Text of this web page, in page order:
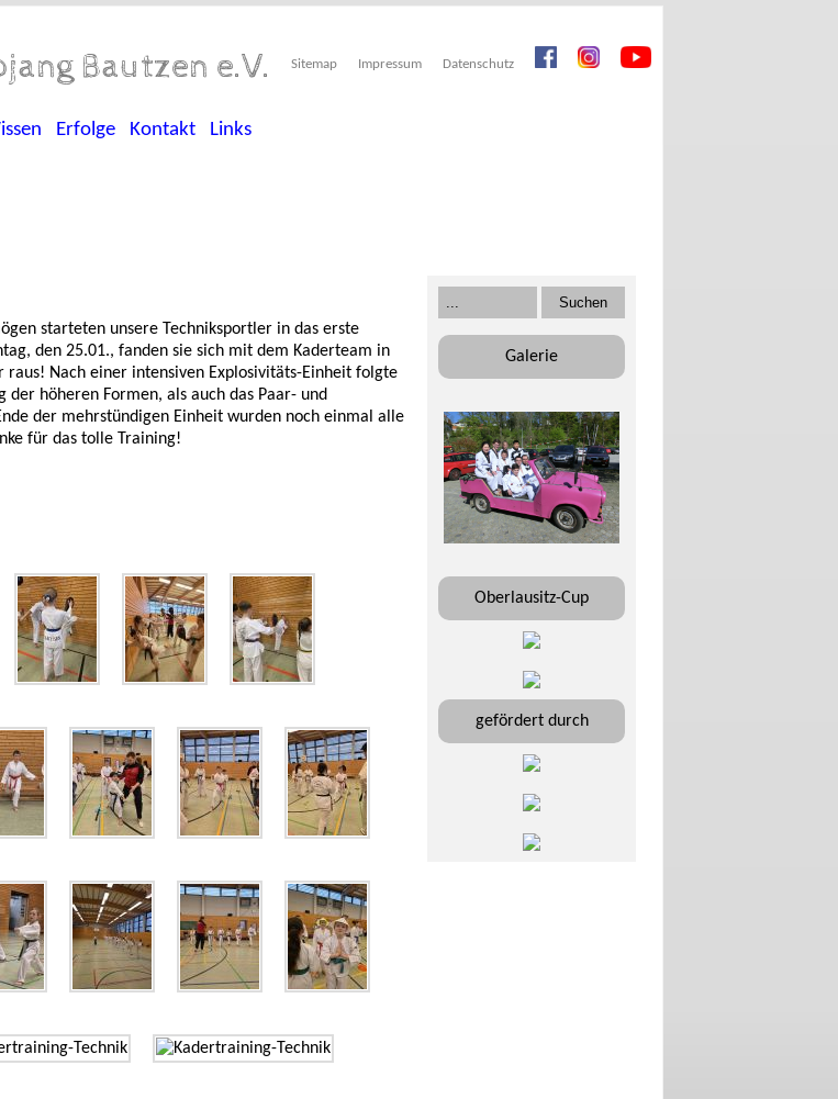
Bautzen e.V. Sitemap Impressum Datenschutz
Erfolge Kontakt Links
starteten unsere Techniksportler in das erste
den 25.01., fanden sie sich mit dem Kaderteam in
raus! Nach einer intensiven Explosivitäts-Einheit folgte
der höheren Formen, als auch das Paar- und
der mehrstündigen Einheit wurden noch einmal alle
für das tolle Training!
Galerie
Oberlausitz-Cup
gefördert durch